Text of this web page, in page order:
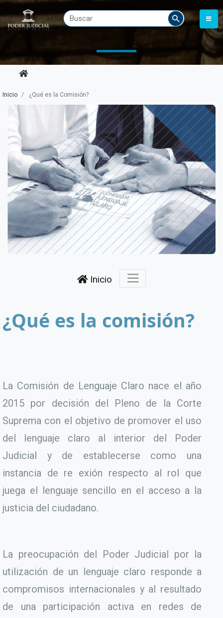
Inicio ¿Qué es la Comisión?
Inicio
¿Qué es la comisión?
La Comisión de Lenguaje Claro nace el año
2015 por decisión del Pleno de la Corte
Suprema con el objetivo de promover el uso
del lenguaje claro al interior del Poder
Judicial y de establecerse como una
instancia de re exión respecto al rol que
juega el lenguaje sencillo en el acceso a la
justicia del ciudadano.
La preocupación del Poder Judicial por la
utilización de un lenguaje claro responde a
compromisos internacionales y al resultado
de una participación activa en redes de